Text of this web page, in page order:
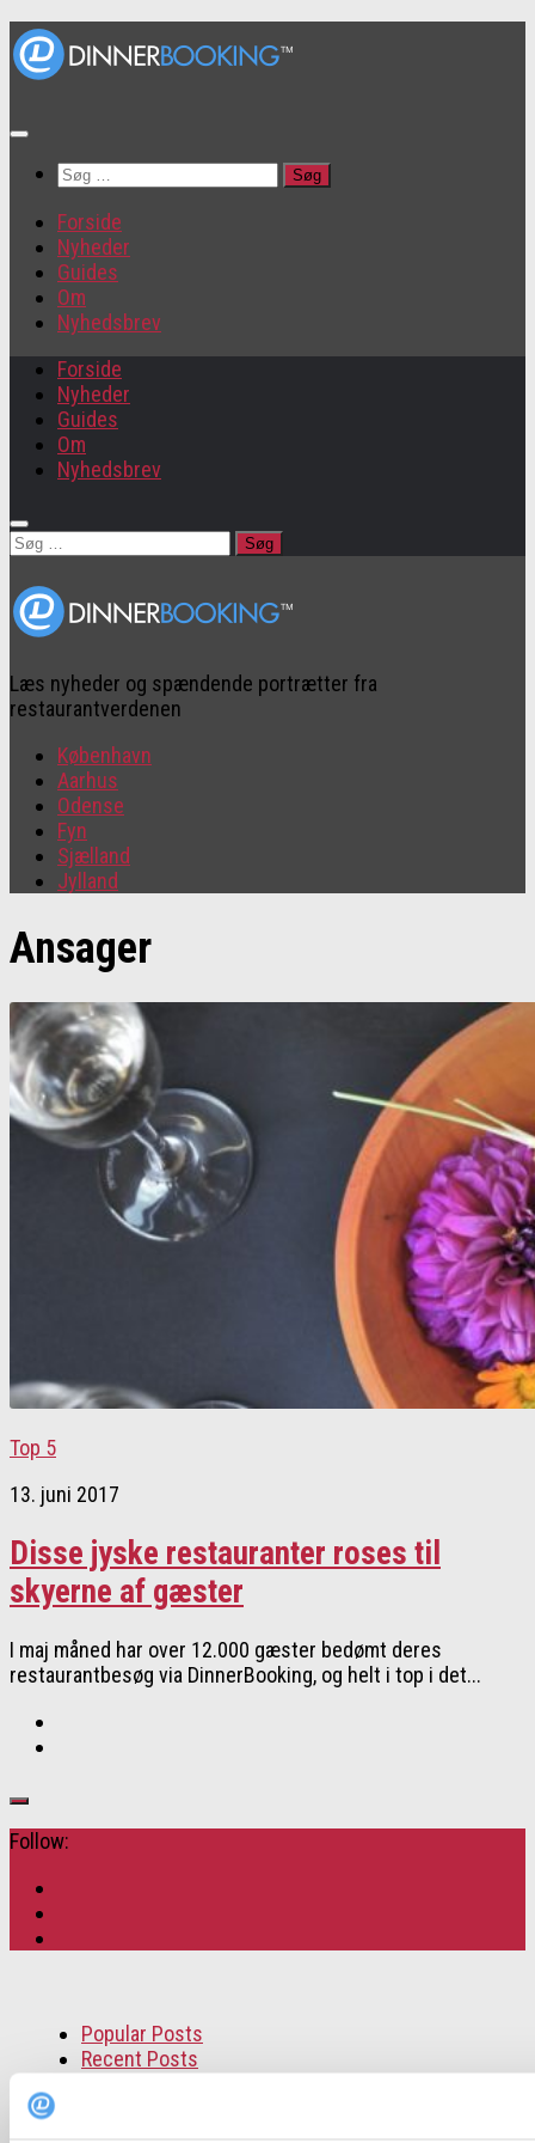
Søg
Forside
Nyheder
Guides
Om
Nyhedsbrev
Forside
Nyheder
Guides
Om
Nyhedsbrev
Søg
Læs nyheder og spændende portrætter fra
restaurantverdenen
København
Aarhus
Odense
Fyn
Sjælland
Jylland
Ansager
Top 5
13. juni 2017
Disse jyske restauranter roses til
skyerne af gæster
I maj måned har over 12.000 gæster bedømt deres
restaurantbesøg via DinnerBooking, og helt i top i det...
Follow:
Popular Posts
Recent Posts